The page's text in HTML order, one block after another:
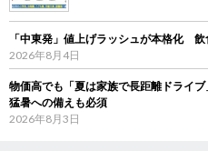
「中東発」値上げラッシュが本格化
2026年8月4日
物価高でも「夏は家族で長距離ドライ
猛暑への備えも必須
2026年8月3日